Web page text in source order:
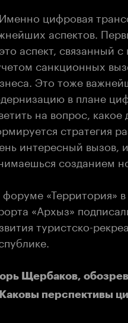
цифровая
аспектов.
аспект, связанный
санкционных
Это тоже
в плане
на вопрос,
стратегия
интересный вызов,
созданием
«Территория»
«Архыз»
туристско-
Щербаков,
перспективы